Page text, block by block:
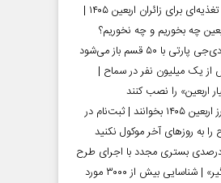
توصیه‌های تغذیه‌ای برای زائران اربعین ۱۴۰۵ |
چه بخوریم و چه نخوریم؟
با ۵۰ قسم باز می‌شود
از یک میلیون نفر در سماح |
اربعین» را نصب کنند
متقاضیان ارز اربعین ۱۴۰۵ بخوانند | ثبت‌نام در
را به روز‌های آخر موکول نکنید
۲۵ درصدی بستری مجدد با اجرای طرح
«پرستار پیگیر» | شناسایی بیش از ۳۰۰۰ مورد